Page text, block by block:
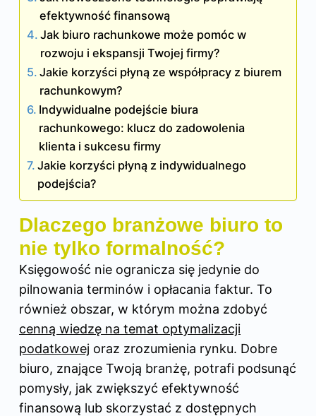
efektywność finansową
Jak biuro rachunkowe może pomóc w
rozwoju i ekspansji Twojej firmy?
Jakie korzyści płyną ze współpracy z biurem
rachunkowym?
Indywidualne podejście biura
rachunkowego: klucz do zadowolenia
klienta i sukcesu firmy
Jakie korzyści płyną z indywidualnego
podejścia?
Dlaczego branżowe biuro to
nie tylko formalność?
Księgowość nie ogranicza się jedynie do
pilnowania terminów i opłacania faktur. To
również obszar, w którym można zdobyć
cenną wiedzę na temat optymalizacji
podatkowej oraz zrozumienia rynku. Dobre
biuro, znające Twoją branżę, potrafi podsunąć
pomysły, jak zwiększyć efektywność
finansową lub skorzystać z dostępnych